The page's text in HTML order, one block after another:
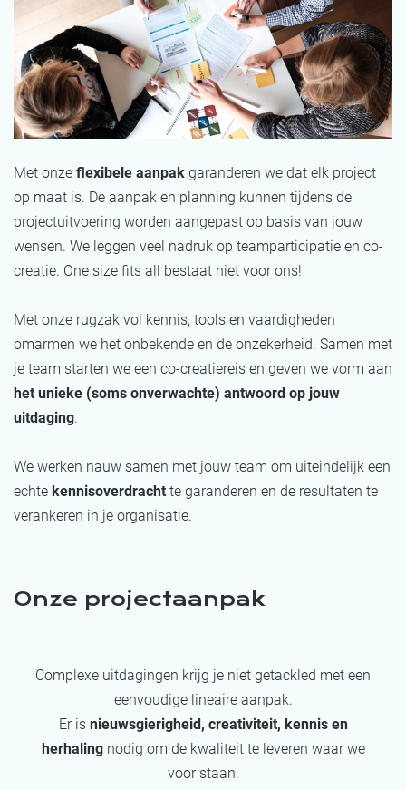
Met onze flexibele aanpak garanderen we dat elk project
op maat is. De aanpak en planning kunnen tijdens de
projectuitvoering worden aangepast op basis van jouw
wensen. We leggen veel nadruk op teamparticipatie en co-
creatie. One size fits all bestaat niet voor ons!
Met onze rugzak vol kennis, tools en vaardigheden
omarmen we het onbekende en de onzekerheid. Samen met
je team starten we een co-creatiereis en geven we vorm aan
het unieke (soms onverwachte) antwoord op jouw
uitdaging.
We werken nauw samen met jouw team om uiteindelijk een
echte kennisoverdracht te garanderen en de resultaten te
verankeren in je organisatie.
Onze projectaanpak
Complexe uitdagingen krijg je niet getackled met een
eenvoudige lineaire aanpak.
Er is nieuwsgierigheid, creativiteit, kennis en
herhalingnodig om de kwaliteit te leveren waar we
voor staan.